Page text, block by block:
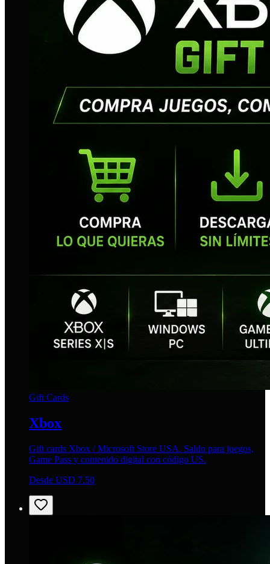
Gift Cards
Xbox
Gift cards Xbox / Microsoft Store USA. Saldo para juegos,
Game Pass y contenido digital con código US.
Desde USD 7.50